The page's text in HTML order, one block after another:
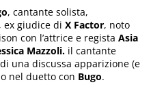
, cantante solista,
, ex giudice di X Factor, noto
con l’attrice e registaAsia
Mazzoli. il cantante
una discussa apparizione (e
nel duetto con Bugo.